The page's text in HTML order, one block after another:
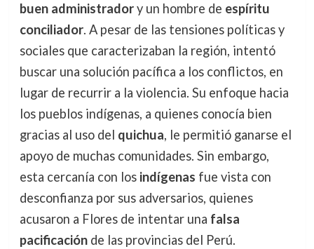
buen administradory un hombre de espíritu
conciliador. A pesar de las tensiones políticas y
sociales que caracterizaban la región, intentó
buscar una solución pacífica a los conflictos, en
lugar de recurrir a la violencia. Su enfoque hacia
los pueblos indígenas, a quienes conocía bien
gracias al uso del quichua, le permitió ganarse el
apoyo de muchas comunidades. Sin embargo,
esta cercanía con los indígenas fue vista con
desconfianza por sus adversarios, quienes
acusaron a Flores de intentar una falsa
pacificaciónde las provincias del Perú.